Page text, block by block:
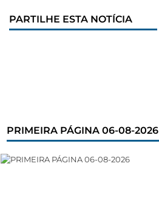
PARTILHE ESTA NOTÍCIA
PRIMEIRA PÁGINA 06-08-2026